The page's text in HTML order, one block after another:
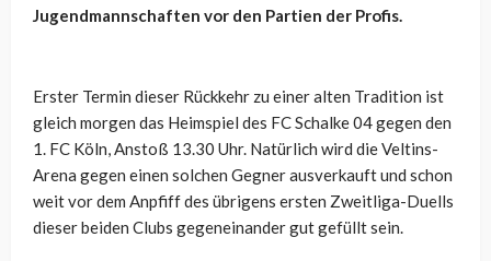
Jugendmannschaften vor den Partien der Profis.
Erster Termin dieser Rückkehr zu einer alten Tradition ist
gleich morgen das Heimspiel des FC Schalke 04 gegen den
1. FC Köln, Anstoß 13.30 Uhr. Natürlich wird die Veltins-
Arena gegen einen solchen Gegner ausverkauft und schon
weit vor dem Anpfiff des übrigens ersten Zweitliga-Duells
dieser beiden Clubs gegeneinander gut gefüllt sein.